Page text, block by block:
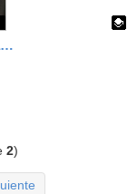
Falda Tuneada. Proyecto Moda Conceptual
2)